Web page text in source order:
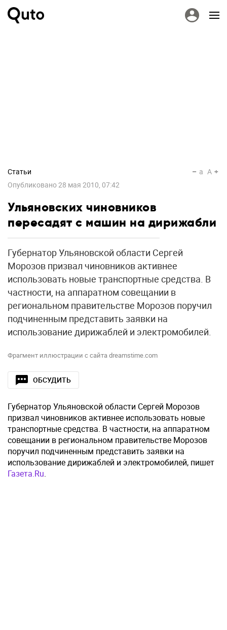
Статьи
Опубликовано28 мая 2010, 07:42
a A
Ульяновских чиновников
пересадят с машин на дирижабли
Губернатор Ульяновской области Сергей
Морозов призвал чиновников активнее
использовать новые транспортные средства. В
частности, на аппаратном совещании в
региональном правительстве Морозов поручил
подчиненным представить заявки на
использование дирижаблей и электромобилей.
Фрагмент иллюстрации с сайта dreamstime.com
ОБСУДИТЬ
Губернатор Ульяновской области Сергей Морозов
призвал чиновников активнее использовать новые
транспортные средства. В частности, на аппаратном
совещании в региональном правительстве Морозов
поручил подчиненным представить заявки на
использование дирижаблей и электромобилей, пишет
Газета.Ru.